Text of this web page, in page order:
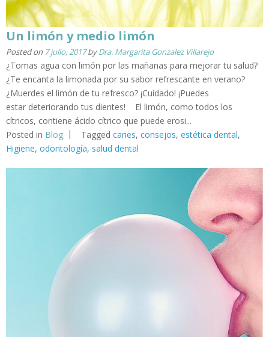
Un limón y medio limón
Posted on 7 julio, 2017byDra. Margarita Gonzalez Villarejo
¿Tomas agua con limón por las mañanas para mejorar tu salud?
¿Te encanta la limonada por su sabor refrescante en verano?
¿Muerdes el limón de tu refresco? ¡Cuidado! ¡Puedes
estar deteriorando tus dientes! El limón, como todos los
cítricos, contiene ácido cítrico que puede erosi...
Posted in Blog Tagged caries, consejos, estética dental,
Higiene, odontología, salud dental